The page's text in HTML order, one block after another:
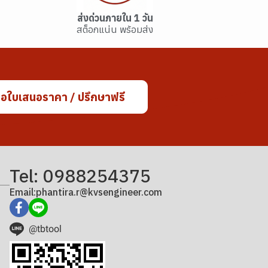
ส่งด่วนภายใน 1 วัน
สต็อกแน่น พร้อมส่ง
ใบเสนอราคา / ปรึกษาฟรี
Tel: 0988254375
Email:phantira.r@kvsengineer.com
@tbtool